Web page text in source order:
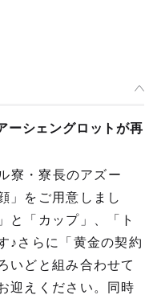
ーシェングロットが再
寮・寮長のアズー
」をご用意しまし
と「カップ」、「ト
♪さらに「黄金の契約
いどと組み合わせて
迎えください。同時